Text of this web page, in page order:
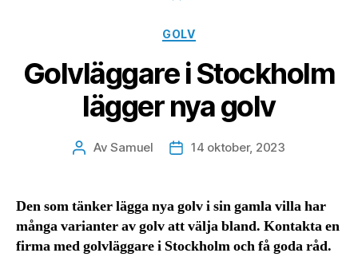
Kategorier
GOLV
Golvläggare i Stockholm
lägger nya golv
Inläggsförfattare
AvSamuel Inläggsdatum
14 oktober, 2023
Den som tänker lägga nya golv i sin gamla villa har
många varianter av golv att välja bland. Kontakta en
firma med golvläggare i Stockholm och få goda råd.